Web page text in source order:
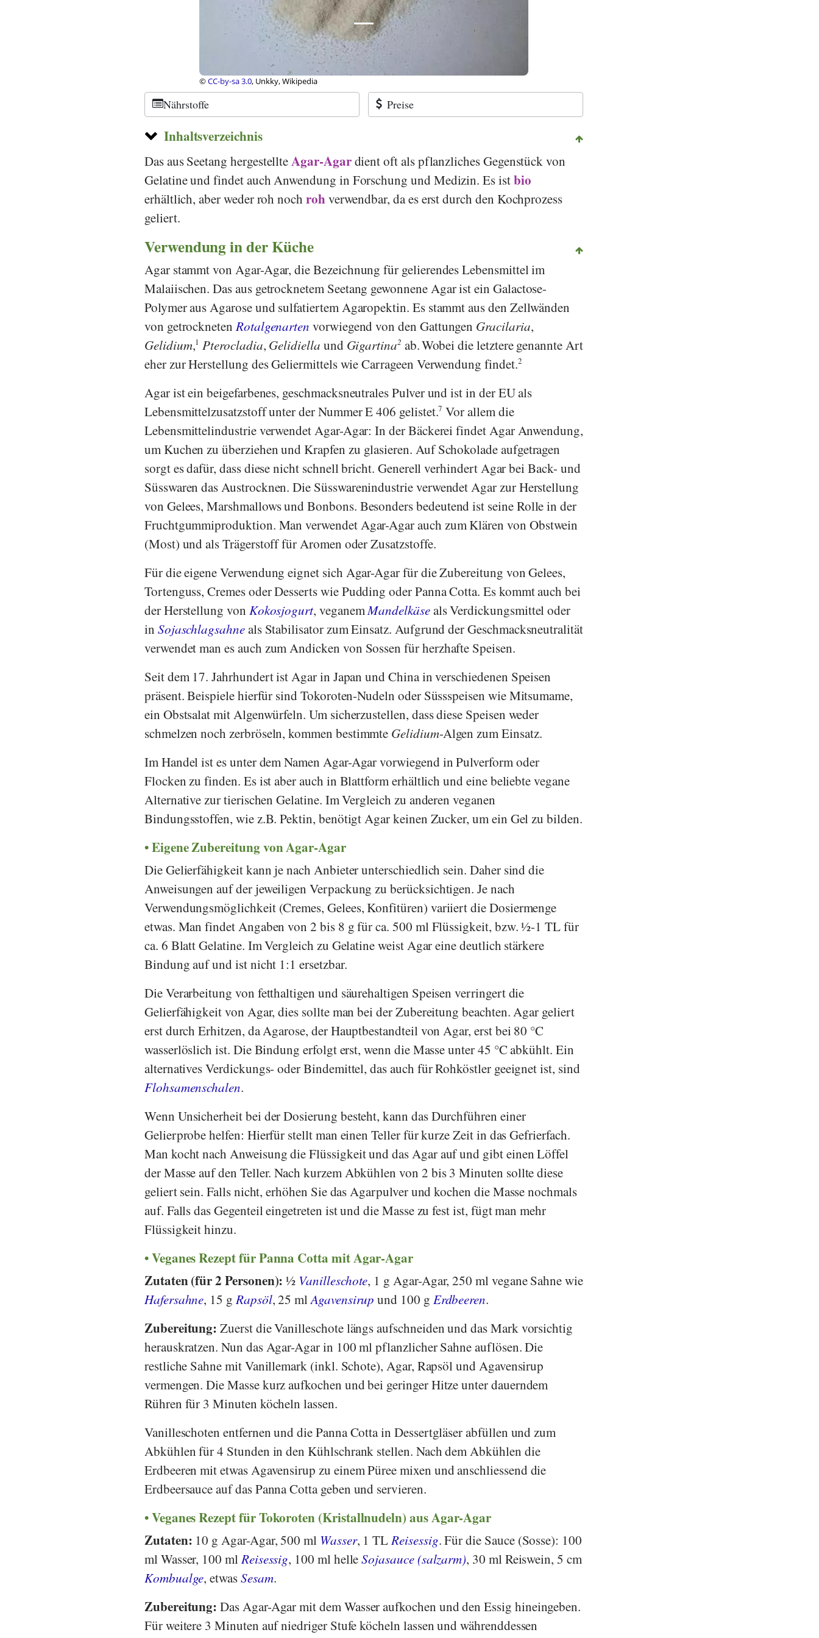
©CC-by-sa 3.0, Unkky, Wikipedia
Nährstoffe Preise
Inhaltsverzeichnis
Das aus Seetang hergestellteAgar-Agardient oft als pflanzliches Gegenstück von
Gelatine und findet auch Anwendung in Forschung und Medizin. Es istbio
erhältlich, aber weder roh noch roh verwendbar, da es erst durch den Kochprozess
geliert.
Verwendung in der Küche
Agar stammt von Agar-Agar, die Bezeichnung für gelierendes Lebensmittel im
Malaiischen. Das aus getrocknetem Seetang gewonnene Agar ist ein Galactose-
Polymer aus Agarose und sulfatiertem Agaropektin. Es stammt aus den Zellwänden
von getrockneten Rotalgenarten vorwiegend von den Gattungen Gracilaria,
Gelidium,1 Pterocladia, Gelidiella und Gigartina2 ab.Wobei die letztere genannte Art
eher zur Herstellung des Geliermittels wie Carrageen Verwendung findet.2
Agar ist ein beigefarbenes, geschmacksneutrales Pulver und ist in der EU als
Lebensmittelzusatzstoff unter der Nummer E 406 gelistet.7 Vor allem die
Lebensmittelindustrie verwendet Agar-Agar: In der Bäckerei findet Agar Anwendung,
um Kuchen zu überziehen und Krapfen zu glasieren. Auf Schokolade aufgetragen
sorgt es dafür, dass diese nicht schnell bricht. Generell verhindert Agar bei Back- und
Süsswaren das Austrocknen. Die Süsswarenindustrie verwendet Agar zur Herstellung
von Gelees, Marshmallows und Bonbons. Besonders bedeutend ist seine Rolle in der
Fruchtgummiproduktion. Man verwendet Agar-Agar auch zum Klären von Obstwein
(Most) und als Trägerstoff für Aromen oder Zusatzstoffe.
Für die eigene Verwendung eignet sich Agar-Agar für die Zubereitung von Gelees,
Tortenguss, Cremes oder Desserts wie Pudding oder Panna Cotta. Es kommt auch bei
der Herstellung von Kokosjogurt, veganem Mandelkäseals Verdickungsmittel oder
in Sojaschlagsahneals Stabilisator zum Einsatz. Aufgrund der Geschmacksneutralität
verwendet man es auch zum Andicken von Sossen für herzhafte Speisen.
Seit dem 17. Jahrhundert ist Agar in Japan und China in verschiedenen Speisen
präsent. Beispiele hierfür sind Tokoroten-Nudeln oder Süssspeisen wie Mitsumame,
ein Obstsalat mit Algenwürfeln. Um sicherzustellen, dass diese Speisen weder
schmelzen noch zerbröseln, kommen bestimmte Gelidium-Algen zum Einsatz.
Im Handel ist es unter dem Namen Agar-Agar vorwiegend in Pulverform oder
Flocken zu finden. Es ist aber auch in Blattform erhältlich und eine beliebte vegane
Alternative zur tierischen Gelatine. Im Vergleich zu anderen veganen
Bindungsstoffen, wie z.B. Pektin, benötigt Agar keinen Zucker, um ein Gel zu bilden.
Eigene Zubereitung von Agar-Agar
Die Gelierfähigkeit kann je nach Anbieter unterschiedlich sein. Daher sind die
Anweisungen auf der jeweiligen Verpackung zu berücksichtigen. Je nach
Verwendungsmöglichkeit (Cremes, Gelees, Konfitüren) variiert die Dosiermenge
etwas. Man findet Angaben von 2 bis 8 g für ca. 500 ml Flüssigkeit, bzw. ½-1 TL für
ca. 6 Blatt Gelatine. Im Vergleich zu Gelatine weist Agar eine deutlich stärkere
Bindung auf und ist nicht 1:1 ersetzbar.
Die Verarbeitung von fetthaltigen und säurehaltigen Speisen verringert die
Gelierfähigkeit von Agar, dies sollte man bei der Zubereitung beachten. Agar geliert
erst durch Erhitzen, da Agarose, der Hauptbestandteil von Agar, erst bei 80 °C
wasserlöslich ist. Die Bindung erfolgt erst, wenn die Masse unter 45 °C abkühlt. Ein
alternatives Verdickungs- oder Bindemittel, das auch für Rohköstler geeignet ist, sind
Flohsamenschalen.
Wenn Unsicherheit bei der Dosierung besteht, kann das Durchführen einer
Gelierprobe helfen: Hierfür stellt man einen Teller für kurze Zeit in das Gefrierfach.
Man kocht nach Anweisung die Flüssigkeit und das Agar auf und gibt einen Löffel
der Masse auf den Teller. Nach kurzem Abkühlen von 2 bis 3 Minuten sollte diese
geliert sein. Falls nicht, erhöhen Sie das Agarpulver und kochen die Masse nochmals
auf. Falls das Gegenteil eingetreten ist und die Masse zu fest ist, fügt man mehr
Flüssigkeit hinzu.
Veganes Rezept für Panna Cotta mit Agar-Agar
Zutaten (für 2 Personen):½ Vanilleschote, 1 g Agar-Agar, 250 ml vegane Sahne wie
Hafersahne, 15 gRapsöl, 25 mlAgavensirup und 100 g Erdbeeren.
Zubereitung: Zuerst die Vanilleschote längs aufschneiden und das Mark vorsichtig
herauskratzen. Nun das Agar-Agar in 100 ml pflanzlicher Sahne auflösen. Die
restliche Sahne mit Vanillemark (inkl. Schote), Agar, Rapsöl und Agavensirup
vermengen. Die Masse kurz aufkochen und bei geringer Hitze unter dauerndem
Rühren für 3 Minuten köcheln lassen.
Vanilleschoten entfernen und die Panna Cotta in Dessertgläser abfüllen und zum
Abkühlen für 4 Stunden in den Kühlschrank stellen. Nach dem Abkühlen die
Erdbeeren mit etwas Agavensirup zu einem Püree mixen und anschliessend die
Erdbeersauce auf das Panna Cotta geben und servieren.
Veganes Rezept für Tokoroten (Kristallnudeln) aus Agar-Agar
Zutaten: 10 g Agar-Agar, 500 ml Wasser, 1 TLReisessig. Für die Sauce (Sosse): 100
ml Wasser, 100 mlReisessig, 100 ml helleSojasauce (salzarm), 30 ml Reiswein, 5 cm
Kombualge, etwasSesam.
Zubereitung: Das Agar-Agar mit dem Wasser aufkochen und den Essig hineingeben.
Für weitere 3 Minuten auf niedriger Stufe köcheln lassen und währenddessen